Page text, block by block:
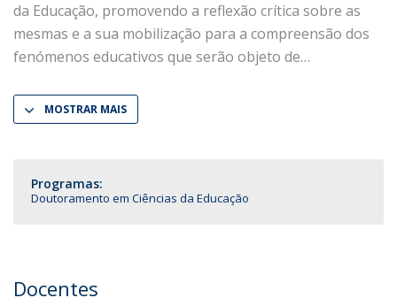
da Educação, promovendo a reflexão crítica sobre as
mesmas e a sua mobilização para a compreensão dos
fenómenos educativos que serão objeto de
MOSTRAR MAIS
Programas:
Doutoramento em Ciências da Educação
Docentes